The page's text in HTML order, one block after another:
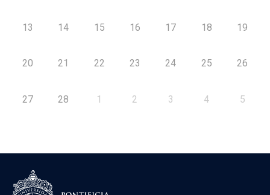
13 14 15 16 17 18 19
20 21 22 23 24 25 26
27 28 1 2 3 4 5